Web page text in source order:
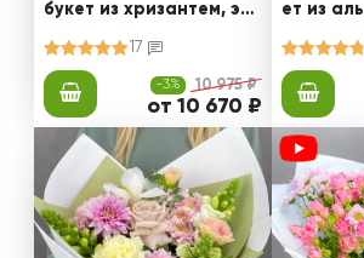
букет из хризантем, эус
17
-3% 10 975 ₽
от 10 670 ₽
ет из